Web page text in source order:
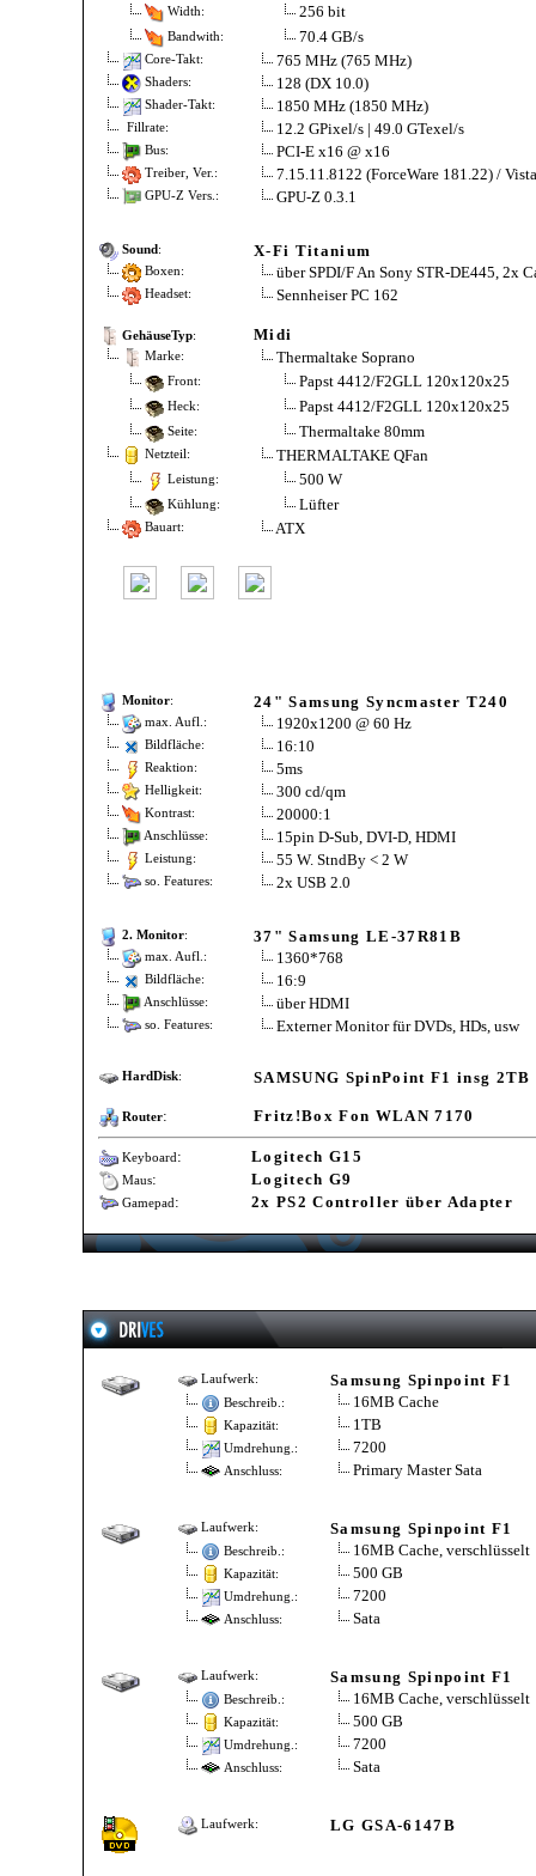
Width: 256 bit
Bandwith: 70.4 GB/s
Core-Takt: 765 MHz (765 MHz)
Shaders: 128 (DX 10.0)
Shader-Takt: 1850 MHz (1850 MHz)
Fillrate: 12.2 GPixel/s | 49.0 GTexel/s
Bus: PCI-E x16 @ x16
Treiber, Ver.: 7.15.11.8122 (ForceWare 181.22) /
GPU-Z Vers.: GPU-Z 0.3.1
Sound: X-Fi Titanium
Boxen: über SPDI/F An Sony STR-DE445, 2x
Headset: Sennheiser PC 162
GehäuseTyp: Midi
Marke: Thermaltake Soprano
Front: Papst 4412/F2GLL 120x120x25
Heck: Papst 4412/F2GLL 120x120x25
Seite: Thermaltake 80mm
Netzteil: THERMALTAKE QFan
Leistung: 500 W
Kühlung: Lüfter
Bauart: ATX
Monitor: 24" Samsung Syncmaster T240
max. Aufl.: 1920x1200 @ 60 Hz
Bildfläche: 16:10
Reaktion: 5ms
Helligkeit: 300 cd/qm
Kontrast: 20000:1
Anschlüsse: 15pin D-Sub, DVI-D, HDMI
Leistung: 55 W. StndBy < 2 W
so. Features: 2x USB 2.0
2. Monitor: 37" Samsung LE-37R81B
max. Aufl.: 1360*768
Bildfläche: 16:9
Anschlüsse: über HDMI
so. Features: Externer Monitor für DVDs, HDs, usw
HardDisk: SAMSUNG SpinPoint F1 insg
Router: Fritz!Box Fon WLAN 7170
Keyboard: Logitech G15
Maus: Logitech G9
Gamepad: 2x PS2 Controller über Adapter
Laufwerk: Samsung Spinpoint F1
Beschreib.: 16MB Cache
Kapazität: 1TB
Umdrehung.: 7200
Anschluss: Primary Master Sata
Laufwerk: Samsung Spinpoint F1
Beschreib.: 16MB Cache, verschlüsselt
Kapazität: 500 GB
Umdrehung.: 7200
Anschluss: Sata
Laufwerk: Samsung Spinpoint F1
Beschreib.: 16MB Cache, verschlüsselt
Kapazität: 500 GB
Umdrehung.: 7200
Anschluss: Sata
Laufwerk: LG GSA-6147B